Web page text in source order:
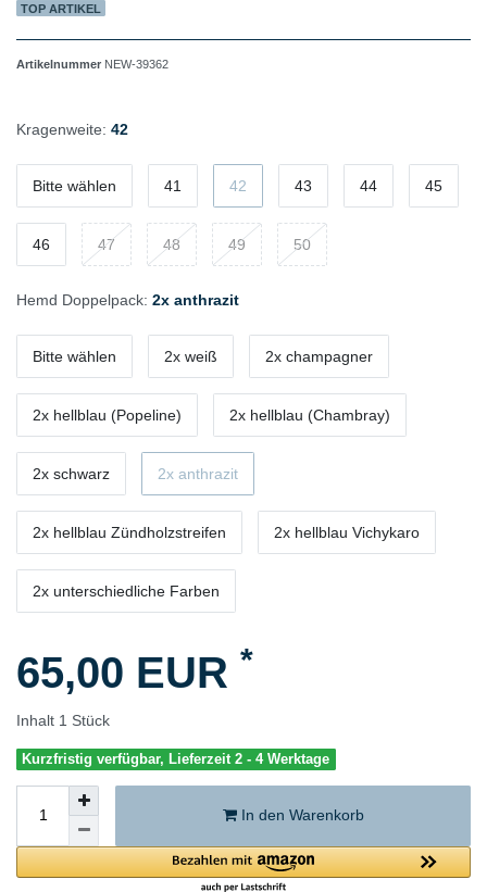
TOP ARTIKEL
Artikelnummer NEW-39362
Kragenweite: 42
Bitte wählen 41 42 43 44 45
46 47 48 49 50
Hemd Doppelpack: 2x anthrazit
Bitte wählen 2x weiß 2x champagner
2x hellblau (Popeline) 2x hellblau (Chambray)
2x schwarz 2x anthrazit
2x hellblau Zündholzstreifen 2x hellblau Vichykaro
2x unterschiedliche Farben
65,00 EUR *
Inhalt 1 Stück
Kurzfristig verfügbar, Lieferzeit 2 - 4 Werktage
In den Warenkorb